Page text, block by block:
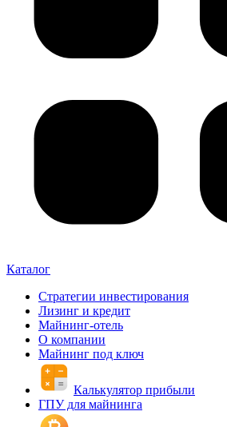
Каталог
Стратегии инвестирования
Лизинг и кредит
Майнинг-отель
О компании
Майнинг под ключ
Калькулятор прибыли
ГПУ для майнинга